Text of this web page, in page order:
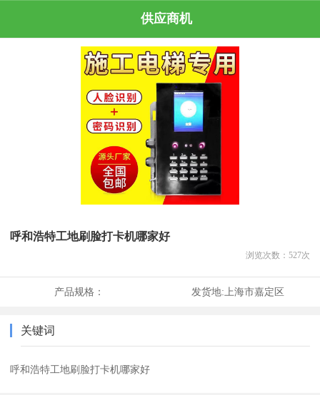
供应商机
呼和浩特工地刷脸打卡机哪家好
浏览次数： 527次
产品规格： 发货地:上海市嘉定区
关键词
呼和浩特工地刷脸打卡机哪家好